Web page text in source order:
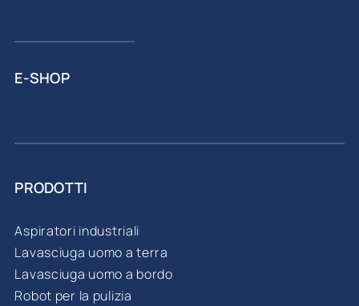
E-SHOP
PRODOTTI
Aspiratori industriali
Lavasciuga uomo a terra
Lavasciuga uomo a bordo
Robot per la pulizia